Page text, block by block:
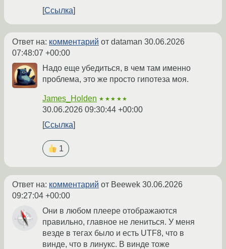
Ссылка
Ответ на: комментарий от dataman 30.06.2026
07:48:07 +00:00
Надо еще убедиться, в чем там именно
проблема, это же просто гипотеза моя.
James_Holden ★★★★★
30.06.2026 09:30:44 +00:00
Ссылка
1
Ответ на: комментарий от Beewek 30.06.2026
09:27:04 +00:00
Они в любом плеере отображаются
правильно, главное не лениться. У меня
везде в тегах было и есть UTF8, что в
винде, что в линукс. В винде тоже